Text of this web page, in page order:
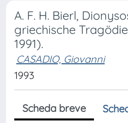
A. F. H. Bierl,
griechische
1991).
CASADIO, Giovanni
1993
Scheda breve